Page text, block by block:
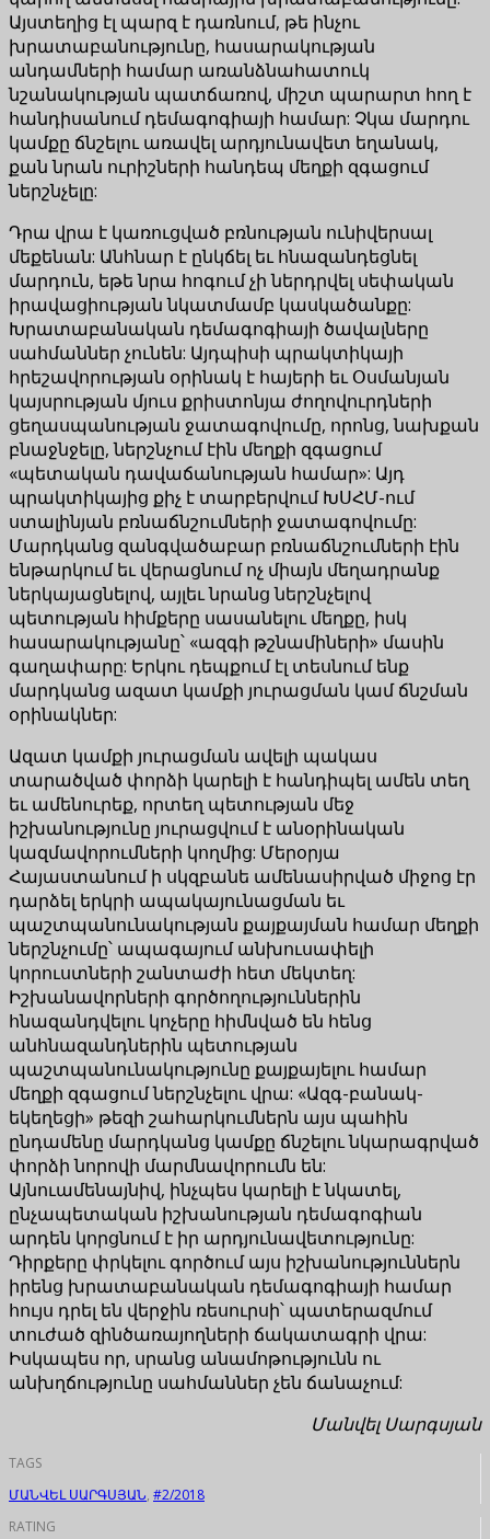
Այստեղից էլ պարզ է դառնում, թե ինչու
խրատաբանությունը, հասարակության
անդամների համար առանձնահատուկ
նշանակության պատճառով, միշտ պարարտ հող է
հանդիսանում դեմագոգիայի համար: Չկա մարդու
կամքը ճնշելու առավել արդյունավետ եղանակ,
քան նրան ուրիշների հանդեպ մեղքի զգացում
ներշնչելը:
Դրա վրա է կառուցված բռնության ունիվերսալ
մեքենան: Անհնար է ընկճել եւ հնազանդեցնել
մարդուն, եթե նրա հոգում չի ներդրվել սեփական
իրավացիության նկատմամբ կասկածանքը:
Խրատաբանական դեմագոգիայի ծավալները
սահմաններ չունեն: Այդպիսի պրակտիկայի
հրեշավորության օրինակ է հայերի եւ Օսմանյան
կայսրության մյուս քրիստոնյա ժողովուրդների
ցեղասպանության ջատագովումը, որոնց, նախքան
բնաջնջելը, ներշնչում էին մեղքի զգացում
«պետական ​​դավաճանության համար»: Այդ
պրակտիկայից քիչ է տարբերվում ԽՍՀՄ-ում
ստալինյան բռնաճնշումների ջատագովումը:
Մարդկանց զանգվածաբար բռնաճնշումների էին
ենթարկում եւ վերացնում ոչ միայն մեղադրանք
ներկայացնելով, այլեւ նրանց ներշնչելով
պետության հիմքերը սասանելու մեղքը, իսկ
հասարակությանը՝ «ազգի թշնամիների» մասին
գաղափարը: Երկու դեպքում էլ տեսնում ենք
մարդկանց ազատ կամքի յուրացման կամ ճնշման
օրինակներ:
Ազատ կամքի յուրացման ավելի պակաս
տարածված փորձի կարելի է հանդիպել ամեն տեղ
եւ ամենուրեք, որտեղ պետության մեջ
իշխանությունը յուրացվում է անօրինական
կազմավորումների կողմից: Մերօրյա
Հայաստանում ի սկզբանե ամենասիրված միջոց էր
դարձել երկրի ապակայունացման եւ
պաշտպանունակության քայքայման համար մեղքի
ներշնչումը՝ ապագայում անխուսափելի
կորուստների շանտաժի հետ մեկտեղ:
Իշխանավորների գործողություններին
հնազանդվելու կոչերը հիմնված են հենց
անհնազանդներին պետության
պաշտպանունակությունը քայքայելու համար
մեղքի զգացում ներշնչելու վրա: «Ազգ-բանակ-
եկեղեցի» թեզի շահարկումներն այս պահին
ընդամենը մարդկանց կամքը ճնշելու նկարագրված
փորձի նորովի մարմնավորումն են:
Այնուամենայնիվ, ինչպես կարելի է նկատել,
ընչապետական ​​իշխանության դեմագոգիան
արդեն կորցնում է իր արդյունավետությունը:
Դիրքերը փրկելու գործում այս իշխանություններն
իրենց խրատաբանական դեմագոգիայի համար
հույս դրել են վերջին ռեսուրսի՝ պատերազմում
տուժած զինծառայողների ճակատագրի վրա:
Իսկապես որ, սրանց անամոթությունն ու
անխղճությունը սահմաններ չեն ճանաչում:
Մանվել Սարգսյան
TAGS
ՄԱՆՎԵԼ ՍԱՐԳՍՅԱՆ, #2/2018
RATING